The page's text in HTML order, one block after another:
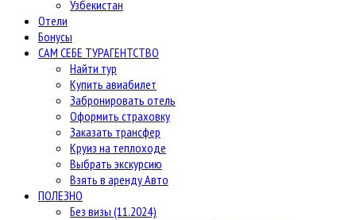
Узбекистан
Отели
Бонусы
САМ СЕБЕ ТУРАГЕНТСТВО
Найти тур
Купить авиабилет
Забронировать отель
Оформить страховку
Заказать трансфер
Круиз на теплоходе
Выбрать экскурсию
Взять в аренду Авто
ПОЛЕЗНО
Без визы (11.2024)